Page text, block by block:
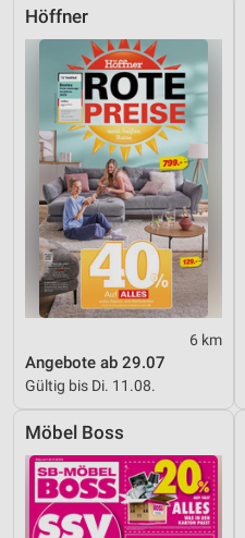
Höffner
6 km
Angebote ab 29.07
Gültig bis Di. 11.08.
Möbel Boss